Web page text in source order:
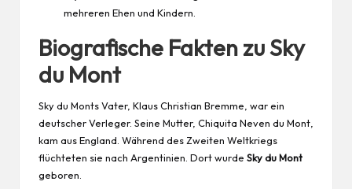
mehreren Ehen und Kindern.
Biografische Fakten zu Sky
du Mont
Sky du MontsVater, Klaus Christian Bremme, war ein
deutscher Verleger. Seine Mutter, Chiquita Neven du Mont,
kam aus England. Während des Zweiten Weltkriegs
flüchteten sie nach Argentinien. Dort wurde Sky du Mont
geboren.